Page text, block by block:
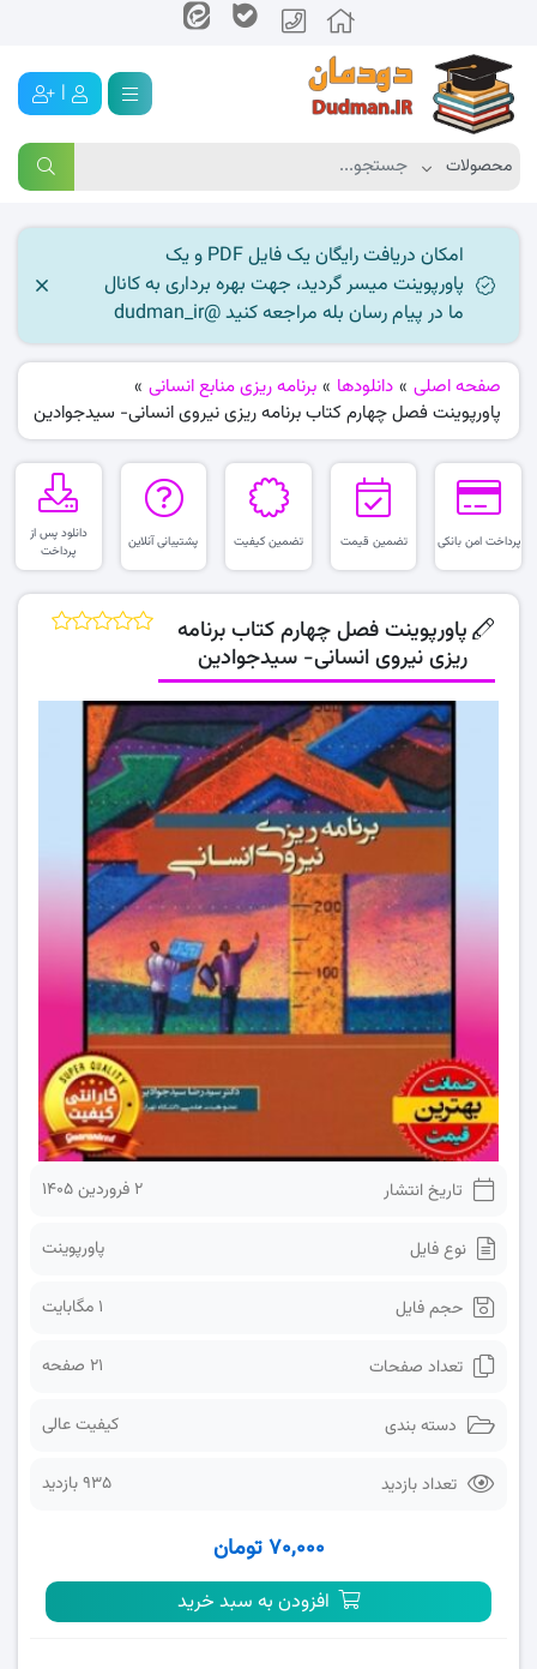
|
امکان دریافت رایگان یک فایل PDF و یک
پاورپوینت میسر گردید، جهت بهره برداری به کانال
ما در پیام رسان بله مراجعه کنید @dudman_ir
صفحه اصلی » دانلودها » برنامه ریزی منابع انسانی »
پاورپوینت فصل چهارم کتاب برنامه ریزی نیروی انسانی- سیدجوادین
پرداخت امن بانکی تضمین قیمت تضمین کیفیت پشتیبانی آنلاین
دانلود پس از
پرداخت
پاورپوینت فصل چهارم کتاب برنامه
ریزی نیروی انسانی- سیدجوادین
تاریخ انتشار 2 فروردین 1405
نوع فایل پاورپوینت
حجم فایل 1 مگابایت
تعداد صفحات 21 صفحه
دسته بندی کیفیت عالی
تعداد بازدید 935 بازدید
۷۰,۰۰۰ تومان
افزودن به سبد خرید